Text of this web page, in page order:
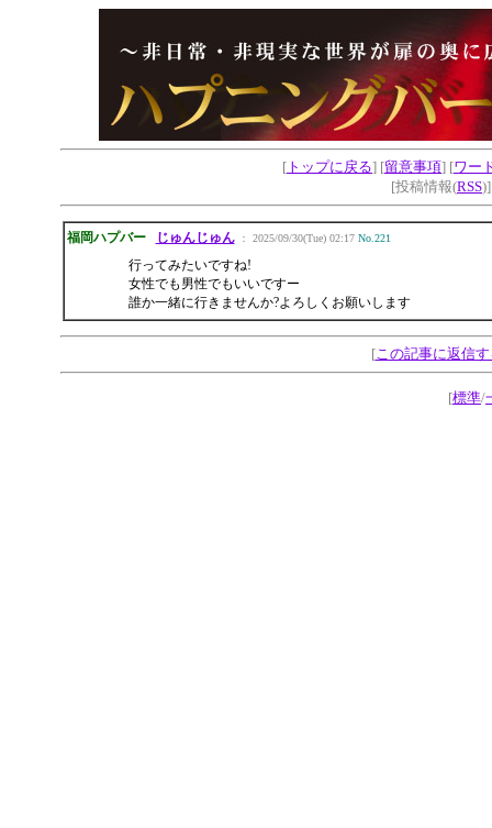
[ トップに戻る] [留意事項] [ワー
[投稿情報(RSS
福岡ハプバー じゅんじゅん： 2025/09/30(Tue) 02:17 No.221
行ってみたいですね!
女性でも男性でもいいですー
誰か一緒に行きませんか?よろしくお願いします
[この記事に返信す
[標準/